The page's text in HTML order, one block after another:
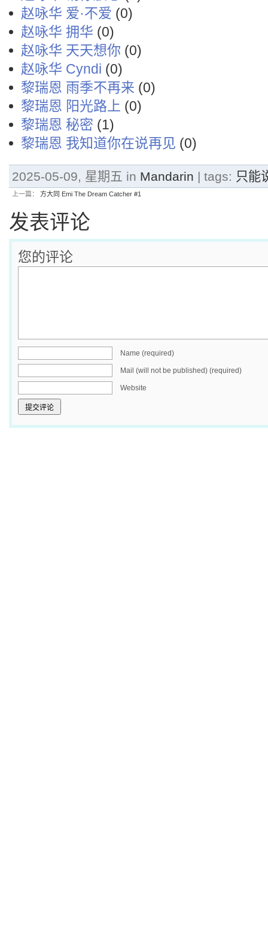
赵咏华 爱·不爱 (0)
赵咏华 拥华 (0)
赵咏华 天天想你 (0)
赵咏华 Cyndi (0)
黎瑞恩 雨季不再来 (0)
黎瑞恩 阳光路上 (0)
黎瑞恩 秘密 (1)
黎瑞恩 我知道你在说再见 (0)
2025-05-09, 星期五 in Mandarin | tags: 只能
上一篇： 方大同 Emi The Dream Catcher #1
发表评论
您的评论
Name (required)
Mail (will not be published) (required)
Website